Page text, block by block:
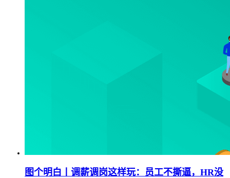
图个明白丨调薪调岗这样玩：员工不撕逼，HR没